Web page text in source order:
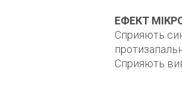
ЕФЕКТ
Сприяють
Сприяють